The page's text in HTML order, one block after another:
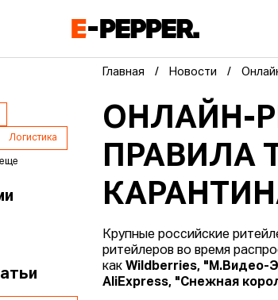
Главная Новости
ОНЛАЙН-
ПРАВИЛА
Крупные российские
ритейлеров во время
какWildberries, "М.Видео-
AliExpress, "Снежная
Логистика
еще